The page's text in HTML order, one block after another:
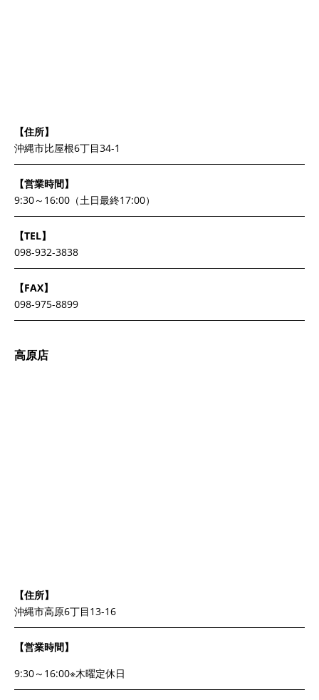
【住所】
沖縄市比屋根6丁目34-1
【営業時間】
9:30～16:00（土日最終17:00）
【TEL】
098-932-3838
【FAX】
098-975-8899
高原店
【住所】
沖縄市高原6丁目13-16
【営業時間】
9:30～16:00※木曜定休日